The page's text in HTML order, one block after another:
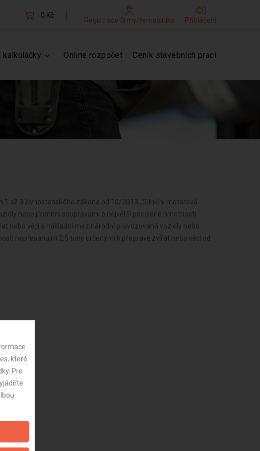
0 Kč
Registrace firmy/řemeslníka Přihlášení
kalkulačky Online rozpočet Ceník stavebních prací
1 až 3 živnostenského zákona od 10/2013 , Silniční motorová
nebo jízdními soupravami o největší povolené hmotnosti
nebo věcí a nákladní mezinárodní provozovaná vozidly nebo
nepřesahující 2,5 tuny určenými k přepravě zvířat nebo věcí od
které
Pro